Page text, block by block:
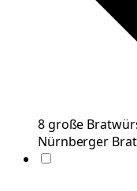
8große
Nürnberger